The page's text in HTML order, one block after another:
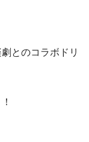
とのコラボドリ